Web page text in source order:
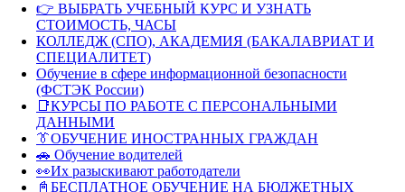
👉 ВЫБРАТЬ УЧЕБНЫЙ КУРС И УЗНАТЬ
СТОИМОСТЬ, ЧАСЫ
КОЛЛЕДЖ (СПО), АКАДЕМИЯ (БАКАЛАВРИАТ И
СПЕЦИАЛИТЕТ)
Обучение в сфере информационной безопасности
(ФСТЭК России)
📑КУРСЫ ПО РАБОТЕ С ПЕРСОНАЛЬНЫМИ
ДАННЫМИ
👔ОБУЧЕНИЕ ИНОСТРАННЫХ ГРАЖДАН
🚗 Обучение водителей
👀Их разыскивают работодатели
📓БЕСПЛАТНОЕ ОБУЧЕНИЕ НА БЮДЖЕТНЫХ